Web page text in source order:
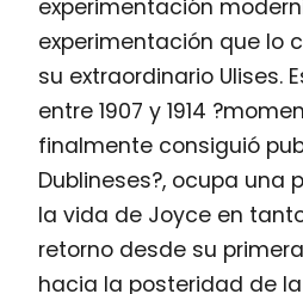
experimentación
experimentación que lo
su extraordinario Ulises.
entre 1907 y 1914
finalmente consiguió
Dublineses?, ocupa una
la vida de Joyce en
retorno desde su
hacia la posteridad de